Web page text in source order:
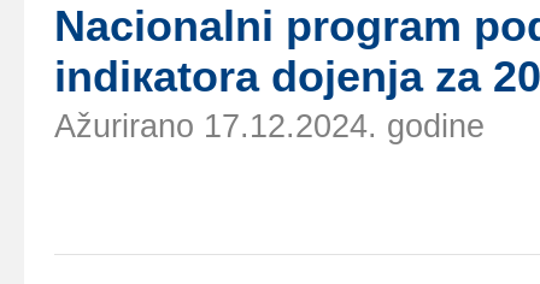
Nаciоnаlni prоgrаm
indiкаtоrа dојеnjа zа
Ažurirano 17.12.2024. godine